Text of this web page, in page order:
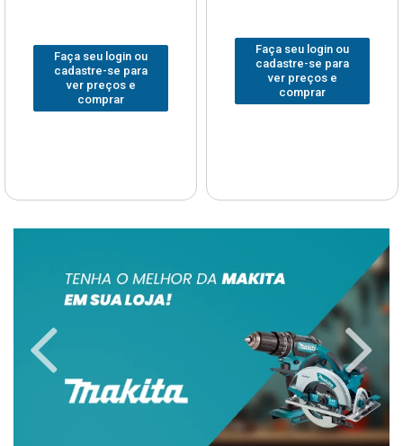
Faça seu login ou
cadastre-se para
ver preços e
comprar
Faça seu login ou
cadastre-se para
ver preços e
comprar